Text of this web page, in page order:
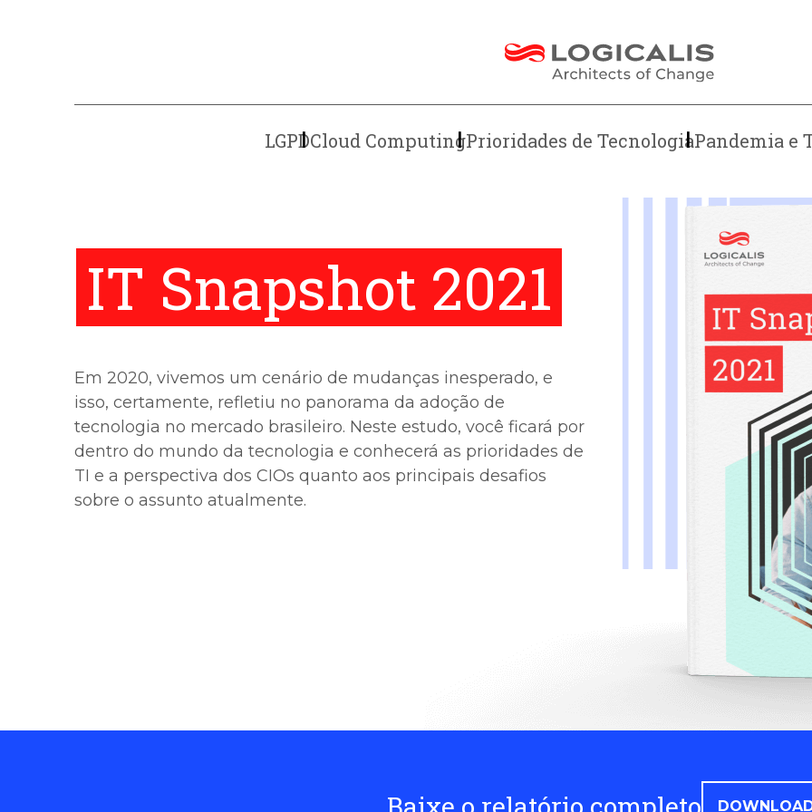
LGPDCloud ComputingPrioridades de TecnologiaPandemia e
IT Snapshot 2021
Em 2020, vivemos um cenário de mudanças inesperado, e
isso, certamente, refletiu no panorama da adoção de
tecnologia no mercado brasileiro. Neste estudo, você ficará por
dentro do mundo da tecnologia e conhecerá as prioridades de
TI e a perspectiva dos CIOs quanto aos principais desafios
sobre o assunto atualmente.